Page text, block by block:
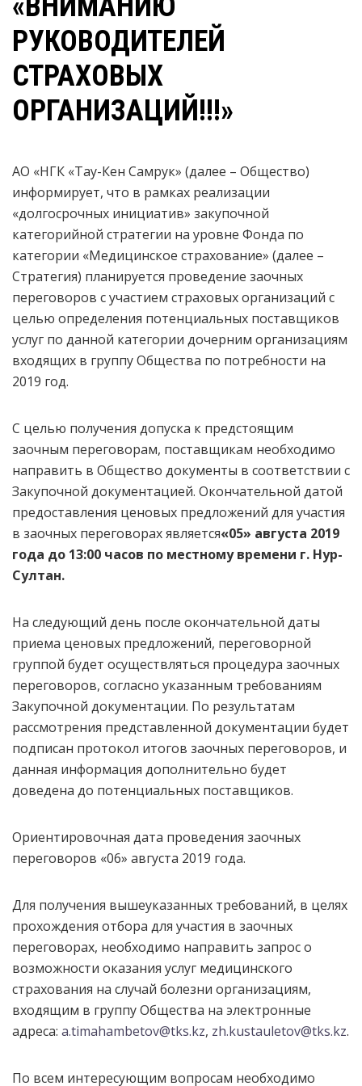
РУКОВОДИТЕЛЕЙ
СТРАХОВЫХ
ОРГАНИЗАЦИЙ!!!»
АО «НГК «Тау-Кен Самрук» (далее – Общество)
информирует, что в рамках реализации
«долгосрочных инициатив» закупочной
категорийной стратегии на уровне Фонда по
категории «Медицинское страхование» (далее –
Стратегия) планируется проведение заочных
переговоров с участием страховых организаций с
целью определения потенциальных поставщиков
услуг по данной категории дочерним организациям
входящих в группу Общества по потребности на
2019 год.
С целью получения допуска к предстоящим
заочным переговорам, поставщикам необходимо
направить в Общество документы в соответствии с
Закупочной документацией. Окончательной датой
предоставления ценовых предложений для участия
в заочных переговорах является«05» августа 2019
года до 13:00 часов по местному времени г. Нур-
Султан.
На следующий день после окончательной даты
приема ценовых предложений, переговорной
группой будет осуществляться процедура заочных
переговоров, согласно указанным требованиям
Закупочной документации. По результатам
рассмотрения представленной документации будет
подписан протокол итогов заочных переговоров, и
данная информация дополнительно будет
доведена до потенциальных поставщиков.
Ориентировочная дата проведения заочных
переговоров «06» августа 2019 года.
Для получения вышеуказанных требований, в целях
прохождения отбора для участия в заочных
переговорах, необходимо направить запрос о
возможности оказания услуг медицинского
страхования на случай болезни организациям,
входящим в группу Общества на электронные
адреса: a.timahambetov@tks.kz, zh.kustauletov@tks.kz.
По всем интересующим вопросам необходимо